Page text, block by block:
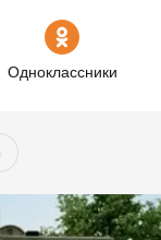
Одноклассники